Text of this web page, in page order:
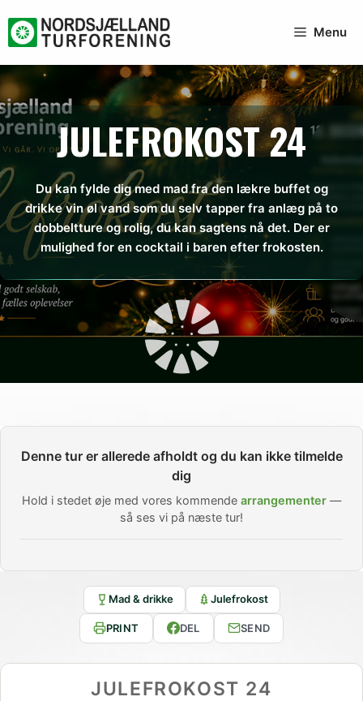
indhold
Menu
JULEFROKOST 24
Du kan fylde dig med mad fra den lækre buffet og
drikke vin øl vand som du selv tapper fra anlæg på to
dobbeltture og rolig, du kan sagtens nå det. Der er
mulighed for en cocktail i baren efter frokosten.
Denne tur er allerede afholdt og du kan ikke tilmelde
dig
Hold i stedet øje med vores kommende arrangementer —
så ses vi på næste tur!
Mad & drikke Julefrokost
PRINT DEL SEND
JULEFROKOST 24